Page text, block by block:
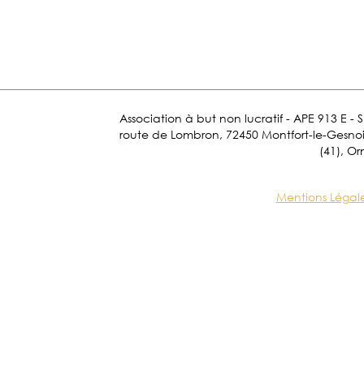
Association à but non lucratif - APE 913 E -
route de Lombron, 72450 Montfort-le-
(41),
Mentions